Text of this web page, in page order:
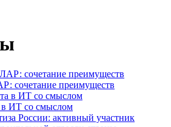
сочетание преимуществ
ИТ со смыслом